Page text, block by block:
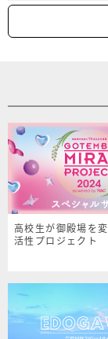
高校生が御殿場を
活性プロジェクト